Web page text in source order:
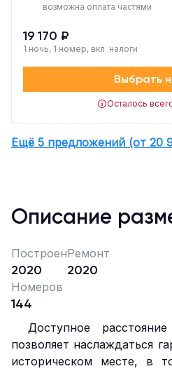
возможна оплата частями
19 170 ₽
1 ночь, 1 номер, вкл. налоги
Выбрать
Осталось
Ещё 5 предложений (от 20
Описание
Построен
2020
Ремонт
2020
Номеров
144
Доступное
позволяет наслаждаться
историческом месте, в